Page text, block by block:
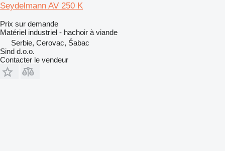
Seydelmann AV 250 K
Prix sur demande
Matériel industriel - hachoir à viande
Serbie, Cerovac, Šabac
Sind d.o.o.
Contacter le vendeur